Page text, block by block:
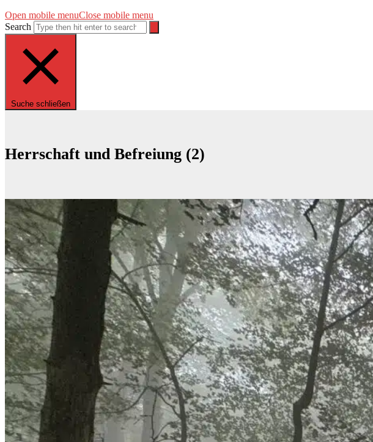
Open mobile menuClose mobile menu
Search
Suche schließen
Herrschaft und Befreiung (2)